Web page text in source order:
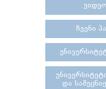
ჩვენი
და